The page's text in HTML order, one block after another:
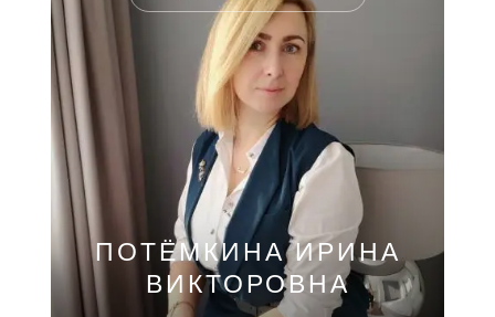
ПОТЁМКИНА ИРИНА
ВИКТОРОВНА